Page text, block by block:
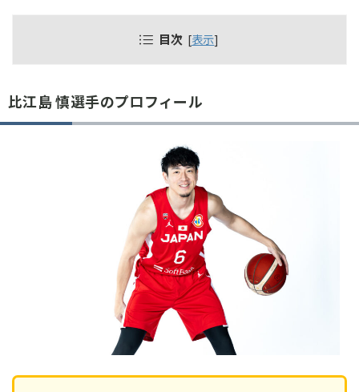
目次 [表示]
比江島 慎選手のプロフィール